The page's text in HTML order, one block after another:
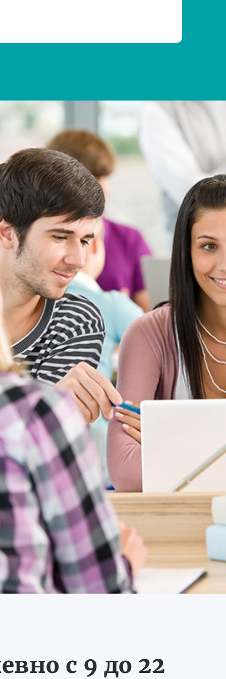
с 9 до 22